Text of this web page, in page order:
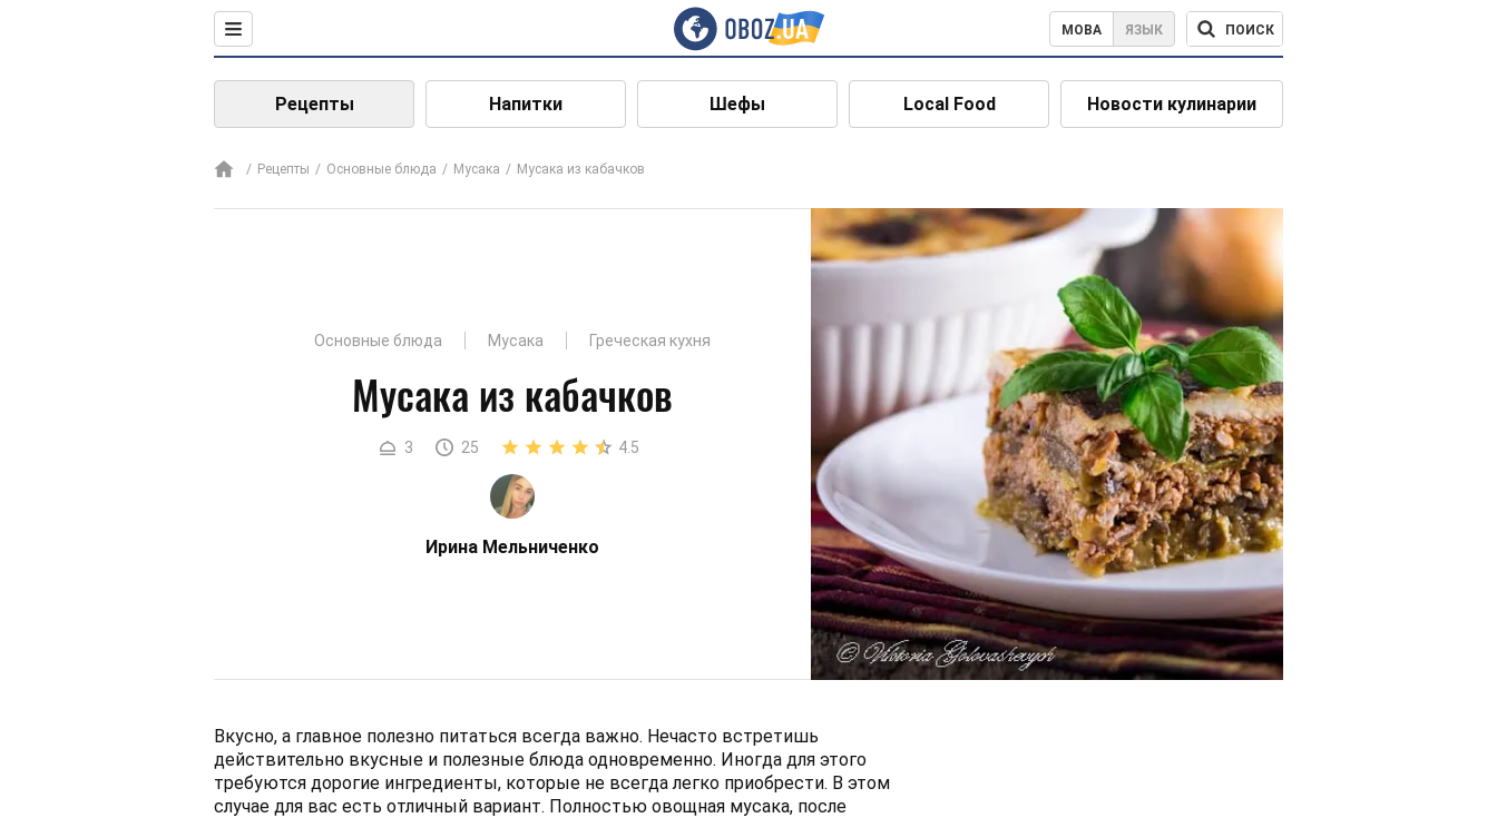
МОВА ЯЗЫК ПОИСК
Рецепты Напитки Шефы Local Food Новости кулинарии
Рецепты Основные блюда Мусака Мусака из кабачков
Основные блюда Мусака Греческая кухня
Мусака из кабачков
3 25 4.5
Ирина Мельниченко
Вкусно, а главное полезно питаться всегда важно. Нечасто встретишь
действительно вкусные и полезные блюда одновременно. Иногда для этого
требуются дорогие ингредиенты, которые не всегда легко приобрести. В этом
случае для вас есть отличный вариант. Полностью овощная мусака, после